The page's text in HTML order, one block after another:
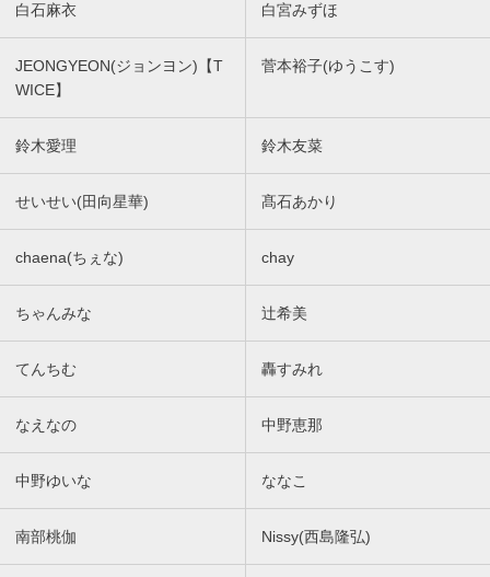
白石麻衣 白宮みずほ
JEONGYEON(ジョンヨン)【T
WICE】
菅本裕子(ゆうこす)
鈴木愛理 鈴木友菜
せいせい(田向星華) 髙石あかり
chaena(ちぇな) chay
ちゃんみな 辻希美
てんちむ 轟すみれ
なえなの 中野恵那
中野ゆいな ななこ
南部桃伽 Nissy(西島隆弘)